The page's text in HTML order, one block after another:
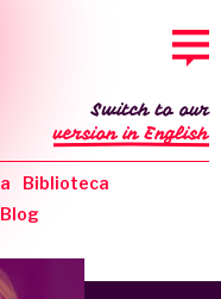
Biblioteca
Blog
Switch to our
version in English